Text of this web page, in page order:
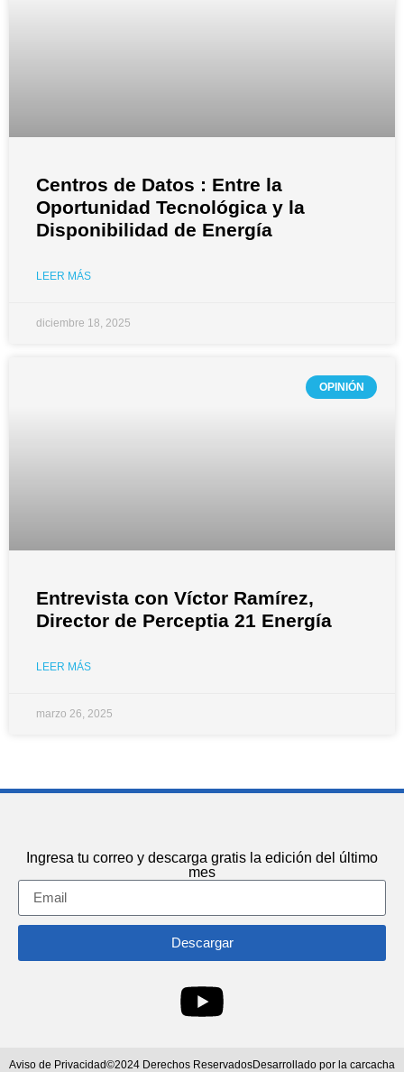
Centros de Datos : Entre la
Oportunidad Tecnológica y la
Disponibilidad de Energía
LEER MÁS
diciembre 18, 2025
OPINIÓN
Entrevista con Víctor Ramírez,
Director de Perceptia 21 Energía
LEER MÁS
marzo 26, 2025
Ingresa tu correo y descarga gratis la edición del último
mes
Descargar
Aviso de Privacidad©2024 Derechos ReservadosDesarrollado por la carcacha